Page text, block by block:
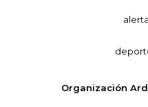
Organización